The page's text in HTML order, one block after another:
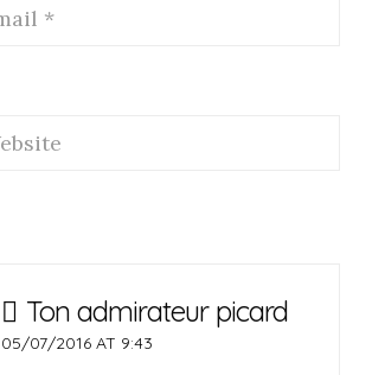
Ton admirateur picard
05/07/2016 AT 9:43